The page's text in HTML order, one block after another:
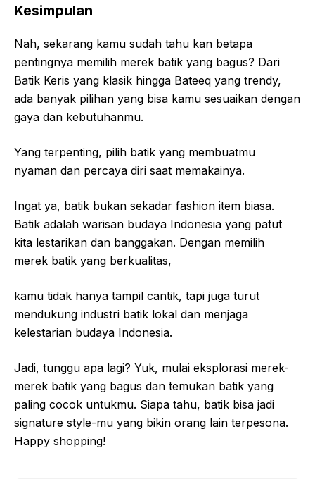
Kesimpulan
Nah, sekarang kamu sudah tahu kan betapa
pentingnya memilih merek batik yang bagus? Dari
Batik Keris yang klasik hingga Bateeq yang trendy,
ada banyak pilihan yang bisa kamu sesuaikan dengan
gaya dan kebutuhanmu.
Yang terpenting, pilih batik yang membuatmu
nyaman dan percaya diri saat memakainya.
Ingat ya, batik bukan sekadar fashion item biasa.
Batik adalah warisan budaya Indonesia yang patut
kita lestarikan dan banggakan. Dengan memilih
merek batik yang berkualitas,
kamu tidak hanya tampil cantik, tapi juga turut
mendukung industri batik lokal dan menjaga
kelestarian budaya Indonesia.
Jadi, tunggu apa lagi? Yuk, mulai eksplorasi merek-
merek batik yang bagus dan temukan batik yang
paling cocok untukmu. Siapa tahu, batik bisa jadi
signature style-mu yang bikin orang lain terpesona.
Happy shopping!